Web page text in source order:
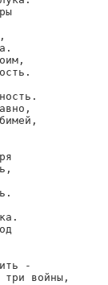
-
войны,